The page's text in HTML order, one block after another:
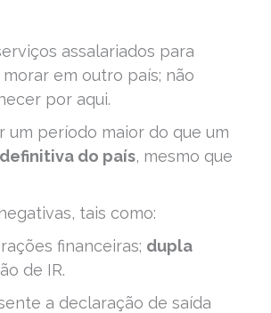
assalariados para
em outro país; não
por aqui.
um período maior do que um
do país, mesmo que
tais como:
financeiras; dupla
de IR.
a declaração de saída